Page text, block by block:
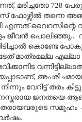
, മരിച്ചതോ 728
ഫോഴ്സിൽ തന്നെ
വൈറസിന്റെ
ജീവൻ പൊലിഞ്ഞു..
കൊണ്ടേ
മാത്രമല്ല എല്ലാ
,
വേറിട്ട് തരം
ജനതയെ
സമൂഹം